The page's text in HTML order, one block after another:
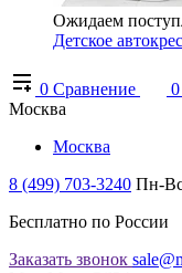
Ожидаем
Детское
0 Сравнение 0
Москва
Москва
8 (499) 703-3240 Пн-
Бесплатно по России
Заказать звонок